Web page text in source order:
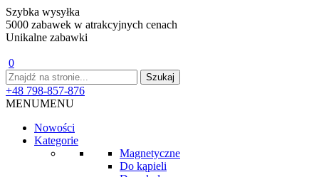
Szybka wysyłka
5000 zabawek w atrakcyjnych cenach
Unikalne zabawki
0
+48 798-857-876
MENUMENU
Nowości
Kategorie
Magnetyczne
Do kąpieli